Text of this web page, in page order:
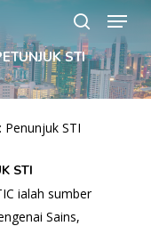
cari
Menu
STI
Penunjuk STI
STI
ialah sumber
Sains,
Tutup
Menu